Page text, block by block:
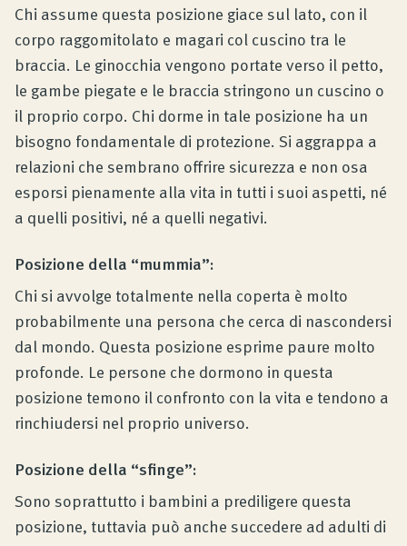
Chi assume questa posizione giace sul lato, con il
corpo raggomitolato e magari col cuscino tra le
braccia. Le ginocchia vengono portate verso il petto,
le gambe piegate e le braccia stringono un cuscino o
il proprio corpo. Chi dorme in tale posizione ha un
bisogno fondamentale di protezione. Si aggrappa a
relazioni che sembrano offrire sicurezza e non osa
esporsi pienamente alla vita in tutti i suoi aspetti, né
a quelli positivi, né a quelli negativi.
Posizione della “mummia”:
Chi si avvolge totalmente nella coperta è molto
probabilmente una persona che cerca di nascondersi
dal mondo. Questa posizione esprime paure molto
profonde. Le persone che dormono in questa
posizione temono il confronto con la vita e tendono a
rinchiudersi nel proprio universo.
Posizione della “sfinge”:
Sono soprattutto i bambini a prediligere questa
posizione, tuttavia può anche succedere ad adulti di